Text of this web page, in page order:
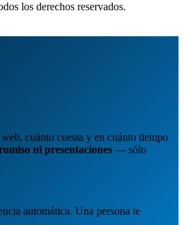
los derechos reservados.
cuánto cuesta y en cuánto tiempo
ni presentaciones — sólo
automática. Una persona te